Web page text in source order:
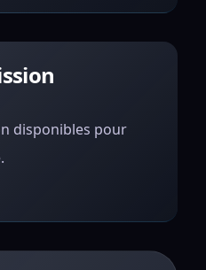
disponibles pour